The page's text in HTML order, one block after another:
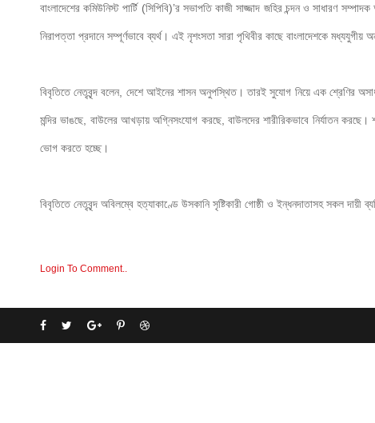
বাংলাদেশের কমিউনিস্ট পার্টি (সিপিবি)’র সভাপতি কাজী সাজ্জাদ জহির চন্দন ও সাধারণ
নিরাপত্তা প্রদানে সম্পূর্ণভাবে ব্যর্থ। এই নৃশংসতা সারা পৃথিবীর কাছে বাংলাদেশকে মধ্যযুগীয়
বিবৃতিতে নেতৃবৃন্দ বলেন, দেশে আইনের শাসন অনুপস্থিত। তারই সুযোগ নিয়ে এক শ্রেণির
মন্দির ভাঙছে, বাউলের আখড়ায় অগ্নিসংযোগ করছে, বাউলদের শারীরিকভাবে নির্যাতন
ভোগ করতে হচ্ছে।
বিবৃতিতে নেতৃবৃন্দ অবিলম্বে হত্যাকাণ্ডে উসকানি সৃষ্টিকারী গোষ্ঠী ও ইন্ধনদাতাসহ সকল
Login To Comment..